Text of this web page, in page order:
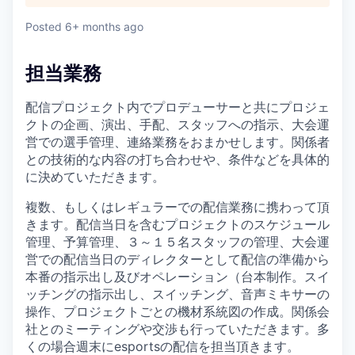
Posted 6+ months ago
担当業務
配信プロジェクト内でプロデューサーと共にプロジェ
クトの企画、演出、手配、スタッフへの指示、大会運
営での選手管理、連絡業務をおまかせします。関係者
との技術的な内容の打ち合わせや、条件などを具体的
に決めていただきます。
複数、もしくはレギュラーでの配信業務に携わって頂
きます。配信当日を含むプロジェクトのスケジュール
管理、予算管理、３～１５名スタッフの管理、大会運
営での配信当日のディレクターとして配信の準備から
本番の指示出し及びオペレーション（台本制作。スイ
ッチングの指示出し、スイッチング、音声ミキサーの
操作、プロジェクトごとの機材系統図の作成。関係会
社とのミーティングや交渉も行っていただきます。多
くの場合週末にesportsの配信を担当頂きます。